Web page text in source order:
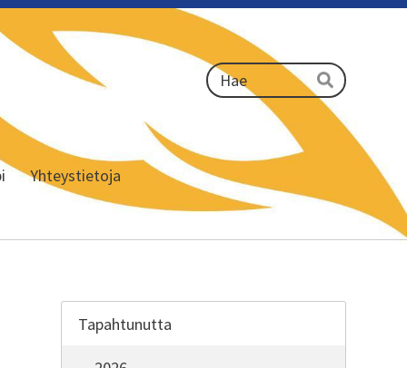
Haku
Hae
Yhteystietoja
Tapahtunutta